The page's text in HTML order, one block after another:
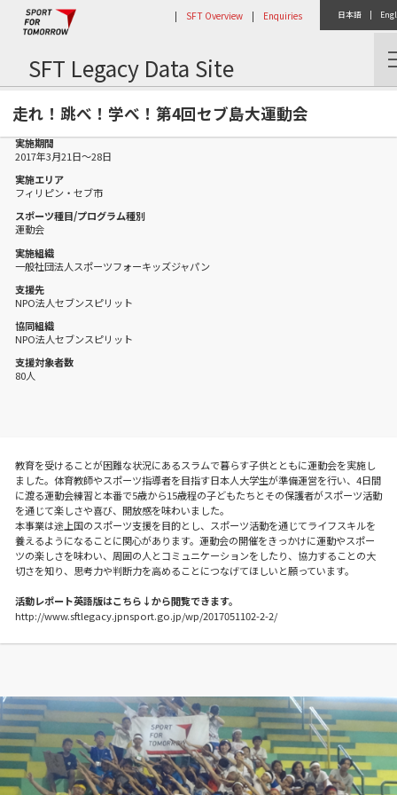
日本語 |
| SFT Overview | Enquiries
SFT Legacy Data Site
Home Activity Report 走れ！跳べ！学べ！第4回セブ島大運動会
走れ！跳べ！学べ！第4回セブ島大運動会
実施期間
2017年3月21日〜28日
実施エリア
フィリピン・セブ市
スポーツ種目/プログラム種別
運動会
実施組織
一般社団法人スポーツフォーキッズジャパン
支援先
NPO法人セブンスピリット
協同組織
NPO法人セブンスピリット
支援対象者数
80人
教育を受けることが困難な状況にあるスラムで暮らす子供とともに運動会を実施し
ました。体育教師やスポーツ指導者を目指す日本人大学生が準備運営を行い、4日間
に渡る運動会練習と本番で5歳から15歳程の子どもたちとその保護者がスポーツ活動
を通じて楽しさや喜び、開放感を味わいました。
本事業は途上国のスポーツ支援を目的とし、スポーツ活動を通じてライフスキルを
養えるようになることに関心があります。運動会の開催をきっかけに運動やスポー
ツの楽しさを味わい、周囲の人とコミュニケーションをしたり、協力することの大
切さを知り、思考力や判断力を高めることにつなげてほしいと願っています。
活動レポート英語版はこちら↓から閲覧できます。
http://www.sftlegacy.jpnsport.go.jp/wp/2017051102-2-2/